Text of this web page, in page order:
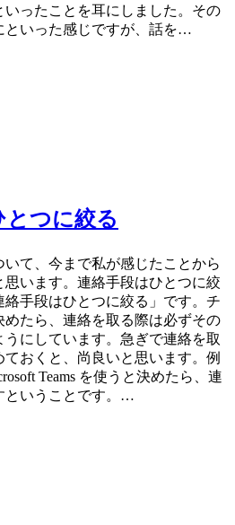
いったことを耳にしました。その
といった感じですが、話を…
とつに絞る
て、今まで私が感じたことから
います。連絡手段はひとつに絞
絡手段はひとつに絞る」です。チ
めたら、連絡を取る際は必ずその
にしています。急ぎで連絡を取
ておくと、尚良いと思います。例
Teams を使うと決めたら、連
ということです。…